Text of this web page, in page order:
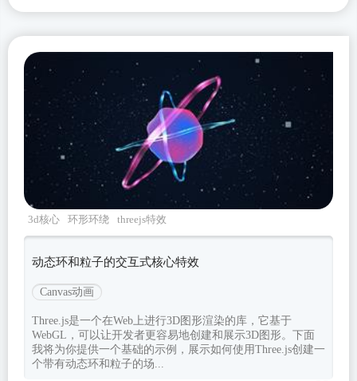
3d核心 环形环绕 threejs特效
动态环和粒子的交互式核心特效
Canvas动画
Three.js是一个在Web上进行3D图形渲染的库，它基于
WebGL，可以让开发者更容易地创建和展示3D图形。下面
我将为你提供一个基础的示例，展示如何使用Three.js创建一
个带有动态环和粒子的场...